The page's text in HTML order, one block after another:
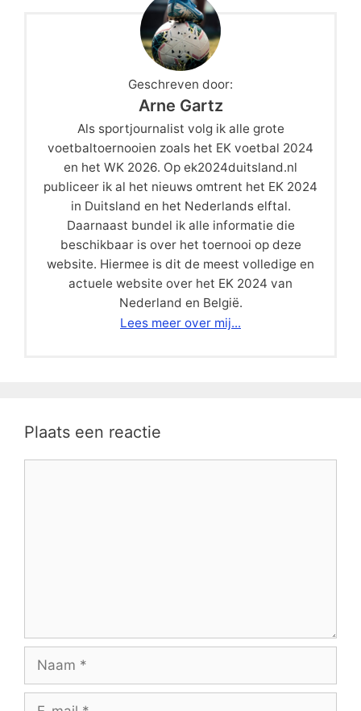
Geschreven door:
Arne Gartz
Als sportjournalist volg ik alle grote
voetbaltoernooien zoals het EK voetbal 2024
en het WK 2026. Op ek2024duitsland.nl
publiceer ik al het nieuws omtrent het EK 2024
in Duitsland en het Nederlands elftal.
Daarnaast bundel ik alle informatie die
beschikbaar is over het toernooi op deze
website. Hiermee is dit de meest volledige en
actuele website over het EK 2024 van
Nederland en België.
Lees meer over mij...
Plaats een reactie
Naam